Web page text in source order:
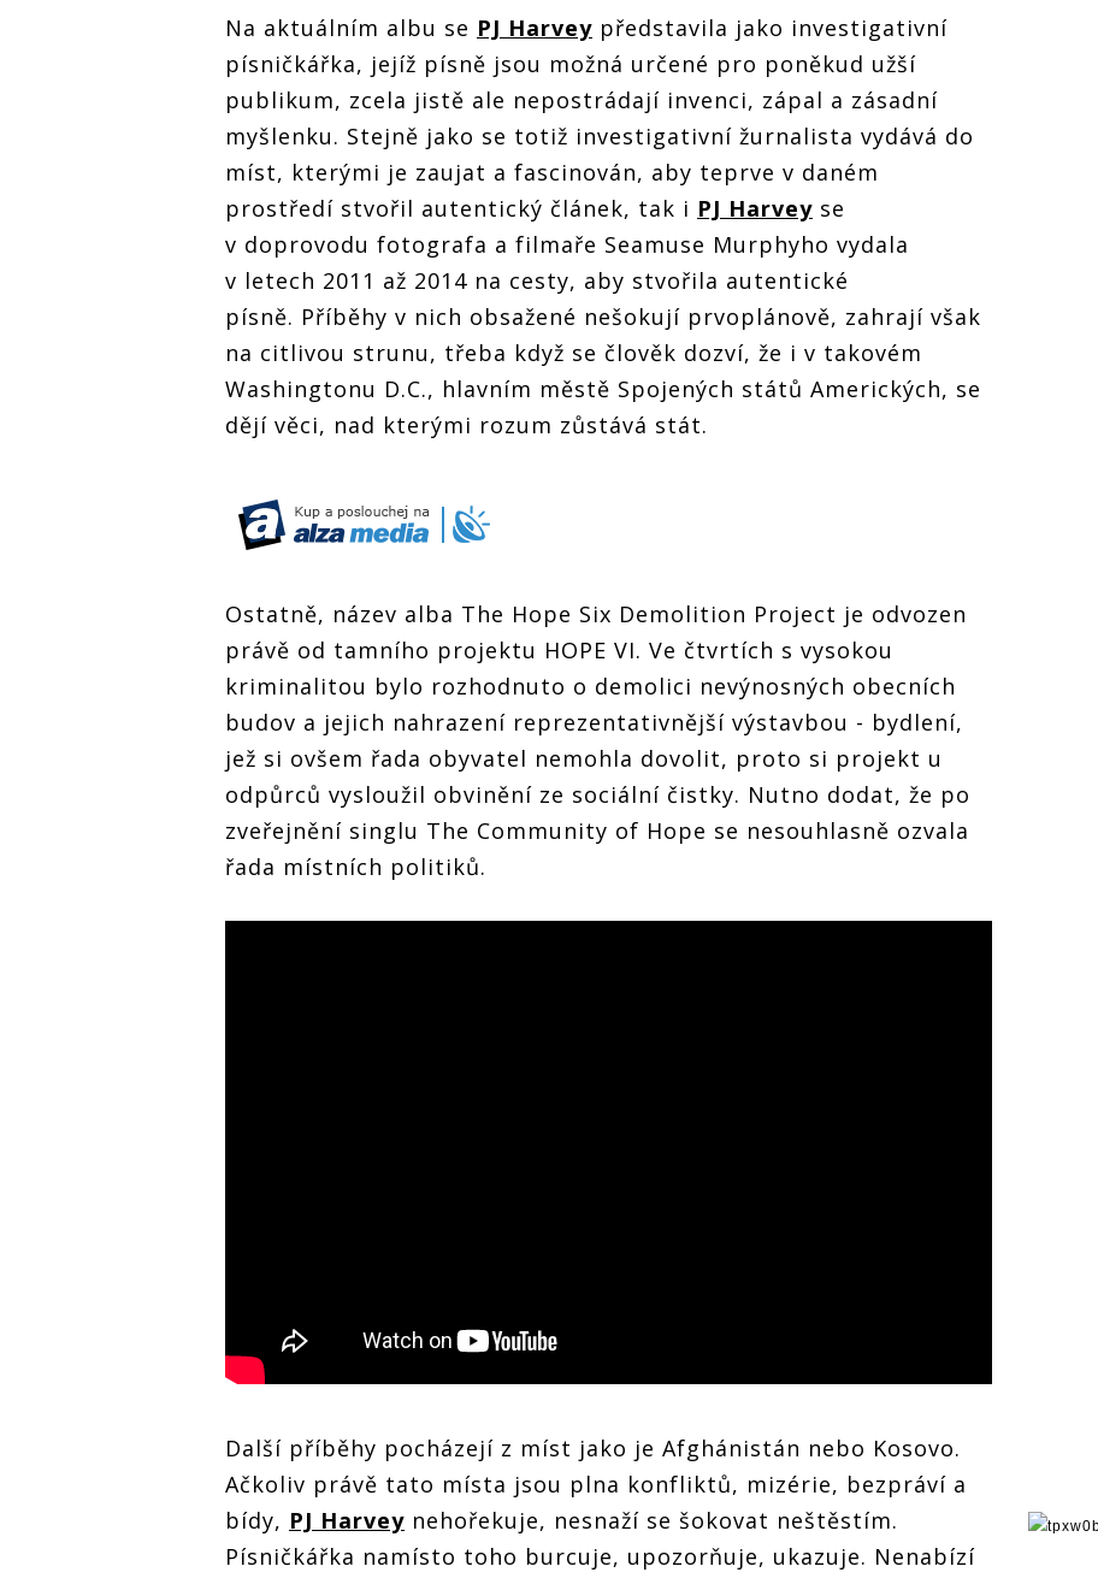
Na aktuálním albu se PJ Harvey představila jako investigativní
písničkářka, jejíž písně jsou možná určené pro poněkud užší
publikum, zcela jistě ale nepostrádají invenci, zápal a zásadní
myšlenku. Stejně jako se totiž investigativní žurnalista vydává do
míst, kterými je zaujat a fascinován, aby teprve v daném
prostředí stvořil autentický článek, tak i PJ Harvey se
v doprovodu fotografa a filmaře Seamuse Murphyho vydala
v letech 2011 až 2014 na cesty, aby stvořila autentické
písně. Příběhy v nich obsažené nešokují prvoplánově, zahrají však
na citlivou strunu, třeba když se člověk dozví, že i v takovém
Washingtonu D.C., hlavním městě Spojených států Amerických, se
dějí věci, nad kterými rozum zůstává stát.
Ostatně, název alba The Hope Six Demolition Project je odvozen
právě od tamního projektu HOPE VI. Ve čtvrtích s vysokou
kriminalitou bylo rozhodnuto o demolici nevýnosných obecních
budov a jejich nahrazení reprezentativnější výstavbou - bydlení,
jež si ovšem řada obyvatel nemohla dovolit, proto si projekt u
odpůrců vysloužil obvinění ze sociální čistky. Nutno dodat, že po
zveřejnění singlu The Community of Hope se nesouhlasně ozvala
řada místních politiků.
Další příběhy pocházejí z míst jako je Afghánistán nebo Kosovo.
Ačkoliv právě tato místa jsou plna konfliktů, mizérie, bezpráví a
bídy, PJ Harvey nehořekuje, nesnaží se šokovat neštěstím.
Písničkářka namísto toho burcuje, upozorňuje, ukazuje. Nenabízí